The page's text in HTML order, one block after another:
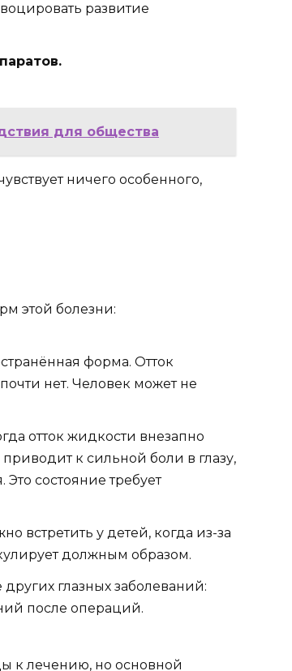
развитие
для общества
ничего особенного,
этой болезни:
форма. Отток
нет. Человек может не
отток жидкости внезапно
к сильной боли в глазу,
состояние требует
встретить у детей, когда из-за
должным образом.
глазных заболеваний:
после операций.
к лечению, но основной